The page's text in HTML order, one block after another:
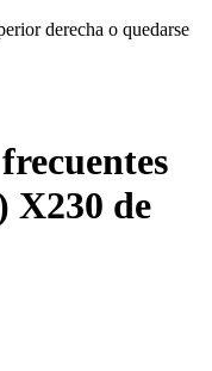
derecha o quedarse
X230 de